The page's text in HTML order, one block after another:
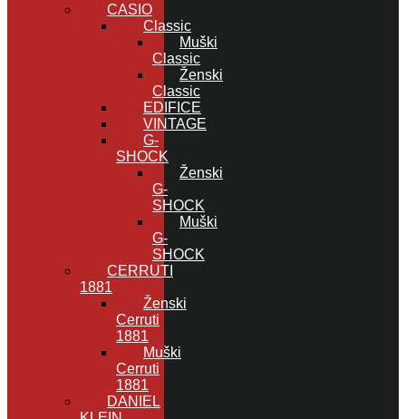
CASIO
Classic
Muški
Classic
Ženski
Classic
EDIFICE
VINTAGE
G-
SHOCK
Ženski
G-
SHOCK
Muški
G-
SHOCK
CERRUTI
1881
Ženski
Cerruti
1881
Muški
Cerruti
1881
DANIEL